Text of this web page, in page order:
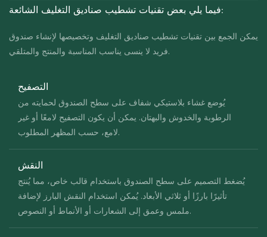
فيما يلي بعض تقنيات تشطيب صناديق التغليف الشائعة:
يمكن الجمع بين تقنيات تشطيب صناديق التغليف وتخصيصها لإنشاء صندوق
فريد لا ينسى يناسب المناسبة والمنتج والمتلقي.
التصفيح
يُوضع غشاء بلاستيكي شفاف على سطح الصندوق لحمايته من
الرطوبة والخدوش والبهتان. يمكن أن يكون التصفيح لامعًا أو غير
لامع، حسب المظهر المطلوب.
النقش
يُضغط التصميم على سطح الصندوق باستخدام قالب خاص، مما يُنتج
تأثيرًا بارزًا أو ثلاثي الأبعاد. يُمكن استخدام النقش البارز لإضافة
ملمس وعمق إلى الشعارات أو الأنماط أو النصوص.